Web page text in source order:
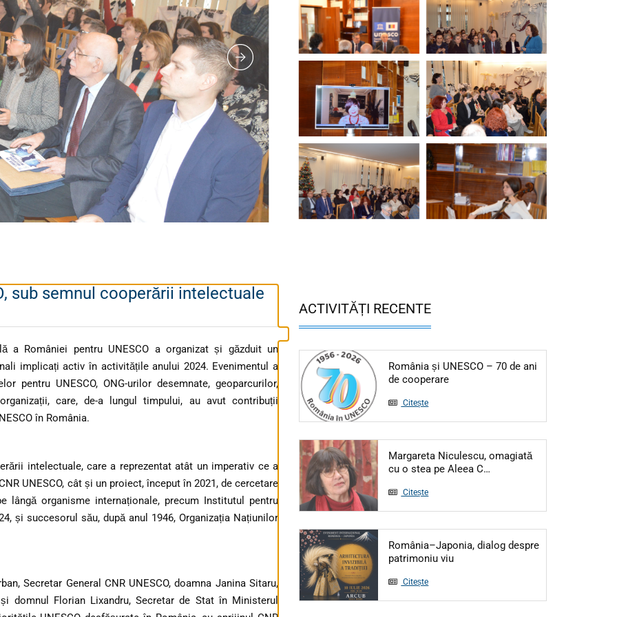
sub semnul cooperării intelectuale
a României pentru UNESCO a organizat și găzduit un
implicați activ în activitățile anului 2024. Evenimentul a
pentru UNESCO, ONG-urilor desemnate, geoparcurilor,
care, de-a lungul timpului, au avut contribuții
în România.
intelectuale, care a reprezentat atât un imperativ ce a
UNESCO, cât și un proiect, început în 2021, de cercetare
organisme internaționale, precum Institutul pentru
și succesorul său, după anul 1946, Organizația Națiunilor
Secretar General CNR UNESCO, doamna Janina Sitaru,
domnul Florian Lixandru, Secretar de Stat în Ministerul
ACTIVITĂȚI RECENTE
România și UNESCO – 70 de ani
de cooperareArticol: România și UNESCO – 70
Citește
Margareta Niculescu, omagiată
cu o stea pe Aleea C…
Citește
România–Japonia, dialog despre
patrimoniu viuArticol: România–Japonia, dialog
Citește